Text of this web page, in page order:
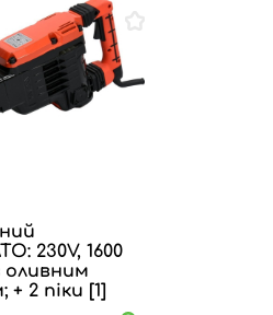
230V, 1600
оливним
2 піки [1]